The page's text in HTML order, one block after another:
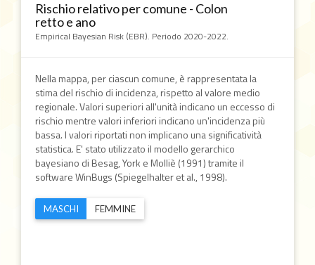
Rischio relativo per comune - Colon
retto e ano
Empirical Bayesian Risk (EBR). Periodo 2020-2022.
Nella mappa, per ciascun comune, è rappresentata la
stima del rischio di incidenza, rispetto al valore medio
regionale. Valori superiori all'unità indicano un eccesso di
rischio mentre valori inferiori indicano un'incidenza più
bassa. I valori riportati non implicano una significatività
statistica. E' stato utilizzato il modello gerarchico
bayesiano di Besag, York e Molliè (1991) tramite il
software WinBugs (Spiegelhalter et al., 1998).
MASCHI FEMMINE